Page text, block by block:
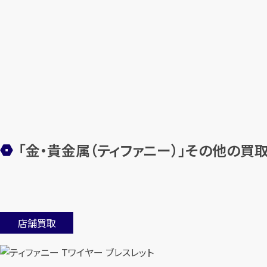
「金・貴金属（ティファニー）」その他の
店舗買取